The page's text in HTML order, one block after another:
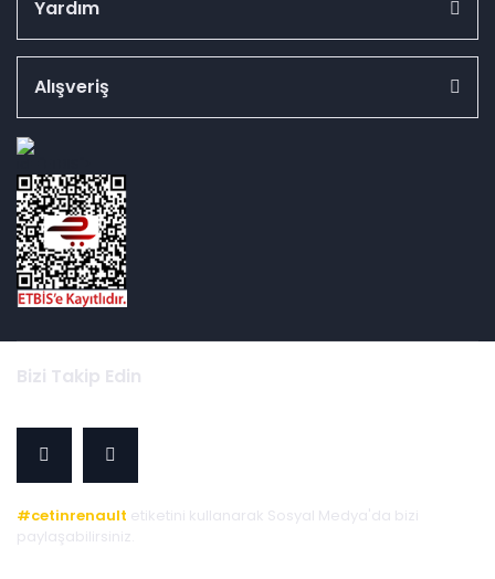
Yardım
Alışveriş
Bizi Takip Edin
#cetinrenault etiketini kullanarak Sosyal Medya'da bizi
paylaşabilirsiniz.